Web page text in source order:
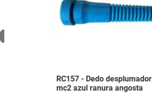
RC157 - Dedo desplumador
mc2 azul ranura angosta